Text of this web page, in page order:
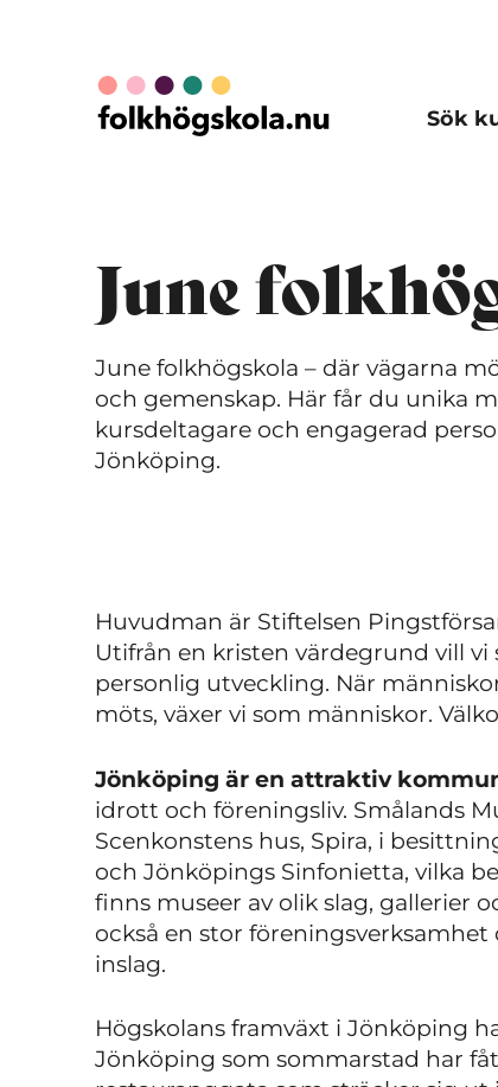
Sök
June
June folkhögskola – där vägarna
och gemenskap. Här får du unika
kursdeltagare och engagerad
Jönköping.
Huvudman är Stiftelsen
Utifrån en kristen värdegrund vill
personlig utveckling. När
möts, växer vi som människor.
Jönköping är en attraktiv
idrott och föreningsliv. Smålands
Scenkonstens hus, Spira, i
och Jönköpings Sinfonietta, vilka
finns museer av olik slag, gallerier
också en stor
inslag.
Högskolans framväxt i Jönköping
Jönköping som sommarstad har